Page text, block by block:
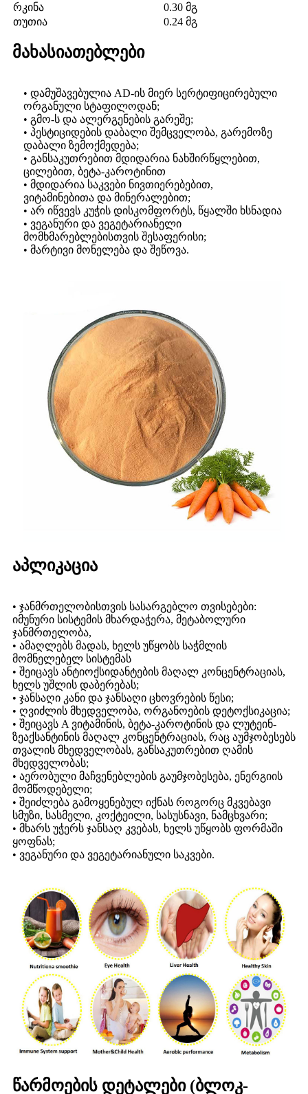
რკინა
0.30 მგ
თუთია
0.24 მგ
მახასიათებლები
• დამუშავებულია AD-ის მიერ სერტიფიცირებული
ორგანული სტაფილოდან;
• გმო-ს და ალერგენების გარეშე;
• პესტიციდების დაბალი შემცველობა, გარემოზე
დაბალი ზემოქმედება;
• განსაკუთრებით მდიდარია ნახშირწყლებით,
ცილებით, ბეტა-კაროტინით
• მდიდარია საკვები ნივთიერებებით,
ვიტამინებითა და მინერალებით;
• არ იწვევს კუჭის დისკომფორტს, წყალში ხსნადია
• ვეგანური და ვეგეტარიანელი
მომხმარებლებისთვის შესაფერისი;
• მარტივი მონელება და შეწოვა.
აპლიკაცია
• ჯანმრთელობისთვის სასარგებლო თვისებები:
იმუნური სისტემის მხარდაჭერა, მეტაბოლური
ჯანმრთელობა,
• ამაღლებს მადას, ხელს უწყობს საჭმლის
მომნელებელ სისტემას
• შეიცავს ანტიოქსიდანტების მაღალ კონცენტრაციას,
ხელს უშლის დაბერებას;
• ჯანსაღი კანი და ჯანსაღი ცხოვრების წესი;
• ღვიძლის მხედველობა, ორგანოების დეტოქსიკაცია;
• შეიცავს A ვიტამინის, ბეტა-კაროტინის და ლუტეინ-
ზეაქსანტინის მაღალ კონცენტრაციას, რაც აუმჯობესებს
თვალის მხედველობას, განსაკუთრებით ღამის
მხედველობას;
• აერობული მაჩვენებლების გაუმჯობესება, ენერგიის
მომწოდებელი;
• შეიძლება გამოყენებულ იქნას როგორც მკვებავი
სმუზი, სასმელი, კოქტეილი, სასუსნავი, ნამცხვარი;
• მხარს უჭერს ჯანსაღ კვებას, ხელს უწყობს ფორმაში
ყოფნას;
• ვეგანური და ვეგეტარიანული საკვები.
წარმოების დეტალები (ბლოკ-